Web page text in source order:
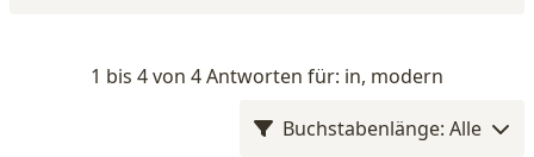
1 bis 4 von 4 Antworten für: in, modern
Buchstabenlänge: Alle